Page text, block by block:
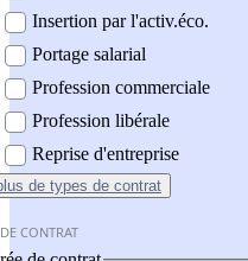
Insertion par l'activ.éco.
Portage salarial
Profession commerciale
Profession libérale
Reprise d'entreprise
de types de contrat
CONTRAT